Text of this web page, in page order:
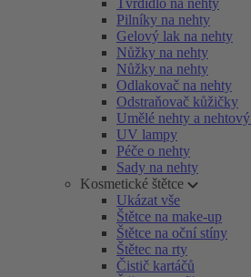
Tvrdidlo na nehty
Pilníky na nehty
Gelový lak na nehty
Nůžky na nehty
Nůžky na nehty
Odlakovač na nehty
Odstraňovač kůžičky
Umělé nehty a
UV lampy
Péče o nehty
Sady na nehty
Kosmetické štětce
Ukázat vše
Štětce na make-up
Štětce na oční stíny
Štětec na rty
Čistič kartáčů